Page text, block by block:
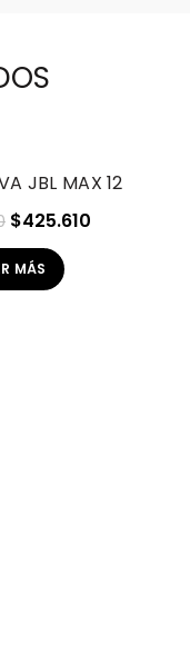
JBL MAX 12
El
precio
original
$425.610
MÁS